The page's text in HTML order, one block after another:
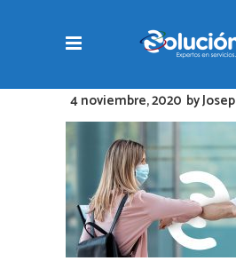
4 noviembre, 2020 by